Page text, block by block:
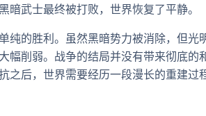
暗武士最终被打败，世界恢复了平静。
纯的胜利。虽然黑暗势力被消除，但光
幅削弱。战争的结局并没有带来彻底的
之后，世界需要经历一段漫长的重建过